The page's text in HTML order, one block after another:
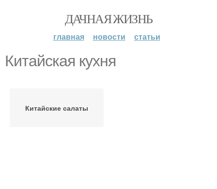
ДАЧНАЯ ЖИЗНЬ
главная новости статьи
Китайская кухня
Китайские салаты